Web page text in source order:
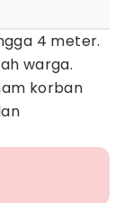
4 meter.
warga.
korban